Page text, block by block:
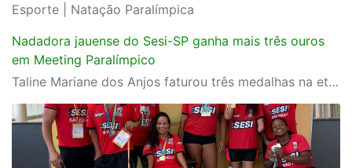
Esporte | Natação Paralímpica
Nadadora jauense do Sesi-SP ganha mais três ouros
em Meeting Paralímpico
Taline Mariane dos Anjos faturou três medalhas na etapa da competição disputada em Brasília